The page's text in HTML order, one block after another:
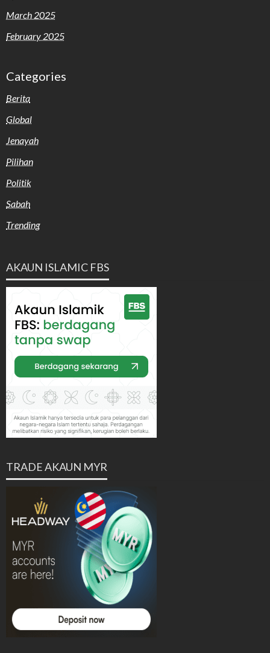
March 2025
February 2025
Categories
Berita
Global
Jenayah
Pilihan
Politik
Sabah
Trending
AKAUN ISLAMIC FBS
TRADE AKAUN MYR